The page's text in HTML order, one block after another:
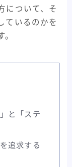
ア
について、そ
ているのかを
と「ステ
追求する